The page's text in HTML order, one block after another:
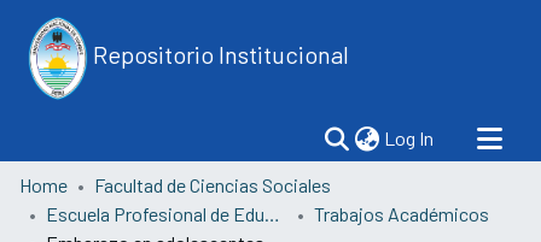
Repositorio Institucional
Log In (current)
Home
Facultad de Ciencias Sociales
Escuela Profesional de Educación
Trabajos Académicos